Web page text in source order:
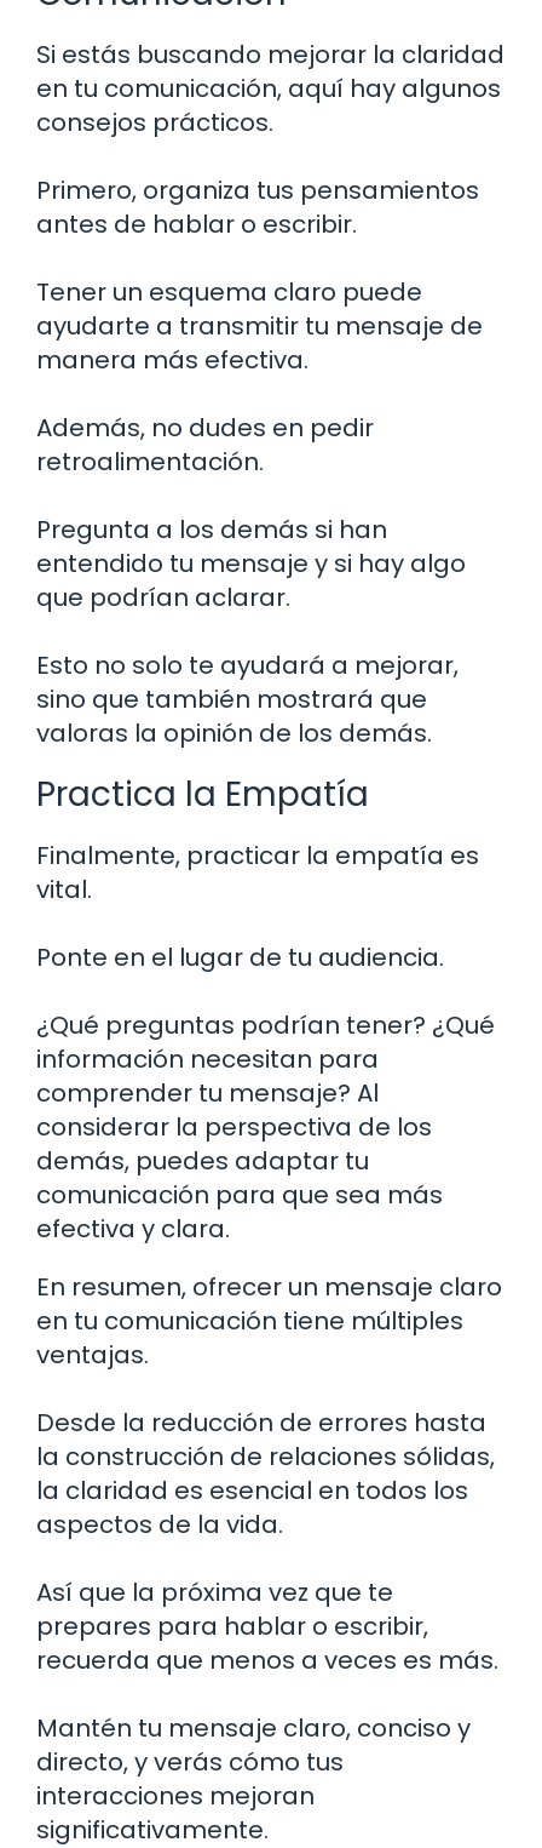
Si estás buscando mejorar la claridad
en tu comunicación, aquí hay algunos
consejos prácticos.
Primero, organiza tus pensamientos
antes de hablar o escribir.
Tener un esquema claro puede
ayudarte a transmitir tu mensaje de
manera más efectiva.
Además, no dudes en pedir
retroalimentación.
Pregunta a los demás si han
entendido tu mensaje y si hay algo
que podrían aclarar.
Esto no solo te ayudará a mejorar,
sino que también mostrará que
valoras la opinión de los demás.
Practica la Empatía
Finalmente, practicar la empatía es
vital.
Ponte en el lugar de tu audiencia.
¿Qué preguntas podrían tener? ¿Qué
información necesitan para
comprender tu mensaje? Al
considerar la perspectiva de los
demás, puedes adaptar tu
comunicación para que sea más
efectiva y clara.
En resumen, ofrecer un mensaje claro
en tu comunicación tiene múltiples
ventajas.
Desde la reducción de errores hasta
la construcción de relaciones sólidas,
la claridad es esencial en todos los
aspectos de la vida.
Así que la próxima vez que te
prepares para hablar o escribir,
recuerda que menos a veces es más.
Mantén tu mensaje claro, conciso y
directo, y verás cómo tus
interacciones mejoran
significativamente.